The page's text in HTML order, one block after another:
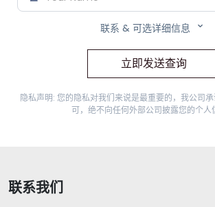
联系 & 可选详细信息 
立即发送查询
隐私声明: 您的隐私对我们来说是最重要的，我公司
可，绝不向任何外部公司披露您的个人
联系我们